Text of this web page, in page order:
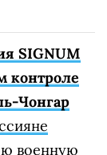
SIGNUM
контроле
Чонгар
военную